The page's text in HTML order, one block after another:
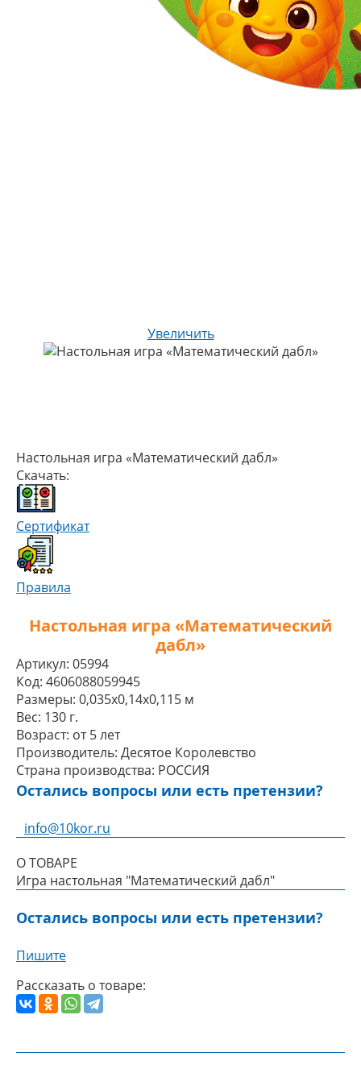
Увеличить
Настольная игра «Математический дабл»
Скачать:
Сертификат
Правила
Настольная игра «Математический
дабл»
Артикул: 05994
Код: 4606088059945
Размеры: 0,035x0,14x0,115 м
Вес: 130 г.
Возраст: от 5 лет
Производитель: Десятое Королевство
Страна производства: РОССИЯ
Остались вопросы или есть претензии?
info@10kor.ru
О ТОВАРЕ
Игра настольная "Математический дабл"
Остались вопросы или есть претензии?
Пишите
Рассказать о товаре: